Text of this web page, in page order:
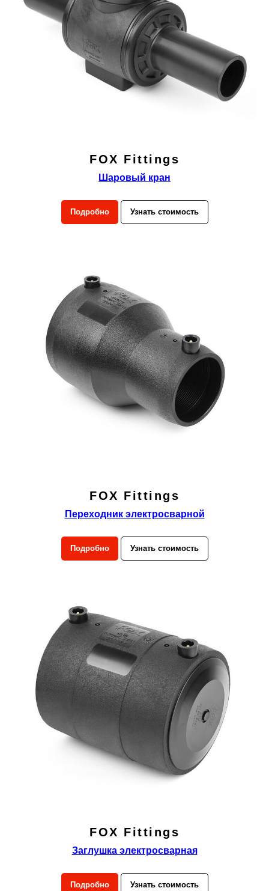
FOX Fittings
Шаровый кран
Подробно Узнать стоимость
FOX Fittings
Переходник электросварной
Подробно Узнать стоимость
FOX Fittings
Заглушка электросварная
Подробно Узнать стоимость